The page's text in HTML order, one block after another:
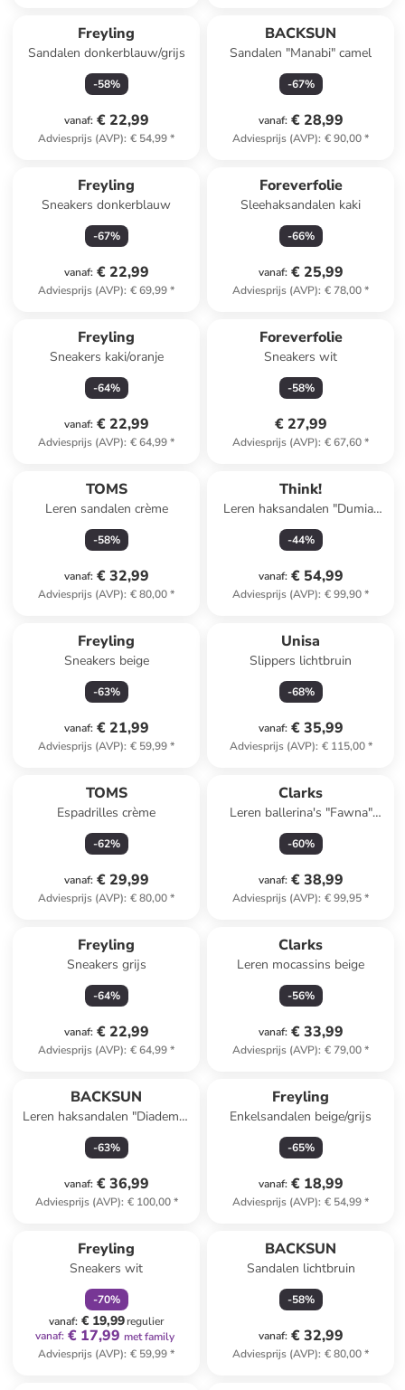
Freyling
Sandalen donkerblauw/grijs
-58%
vanaf: € 22,99
Adviesprijs (AVP): € 54,99*
BACKSUN
Sandalen "Manabi" camel
-67%
vanaf: € 28,99
Adviesprijs (AVP): € 90,00*
Freyling
Sneakers donkerblauw
-67%
vanaf: € 22,99
Adviesprijs (AVP): € 69,99*
Foreverfolie
Sleehaksandalen kaki
-66%
vanaf: € 25,99
Adviesprijs (AVP): € 78,00*
Freyling
Sneakers kaki/oranje
-64%
vanaf: € 22,99
Adviesprijs (AVP): € 64,99*
Foreverfolie
Sneakers wit
-58%
€ 27,99
Adviesprijs (AVP): € 67,60*
TOMS
Leren sandalen crème
-58%
vanaf: € 32,99
Adviesprijs (AVP): € 80,00*
Think!
Leren haksandalen "Dumia"
lichtbruin/groen
-44%
vanaf: € 54,99
Adviesprijs (AVP): € 99,90*
Freyling
Sneakers beige
-63%
vanaf: € 21,99
Adviesprijs (AVP): € 59,99*
Unisa
Slippers lichtbruin
-68%
vanaf: € 35,99
Adviesprijs (AVP): € 115,00*
TOMS
Espadrilles crème
-62%
vanaf: € 29,99
Adviesprijs (AVP): € 80,00*
Clarks
Leren ballerina's "Fawna"
zilverkleurig
-60%
vanaf: € 38,99
Adviesprijs (AVP): € 99,95*
Freyling
Sneakers grijs
-64%
vanaf: € 22,99
Adviesprijs (AVP): € 64,99*
Clarks
Leren mocassins beige
-56%
vanaf: € 33,99
Adviesprijs (AVP): € 79,00*
BACKSUN
Leren haksandalen "Diadema"
zwart
-63%
vanaf: € 36,99
Adviesprijs (AVP): € 100,00*
Freyling
Enkelsandalen beige/grijs
-65%
vanaf: € 18,99
Adviesprijs (AVP): € 54,99*
Freyling
Sneakers wit
-70%
vanaf: € 19,99regulier
vanaf: € 17,99 met family
Adviesprijs (AVP): € 59,99*
BACKSUN
Sandalen lichtbruin
-58%
vanaf: € 32,99
Adviesprijs (AVP): € 80,00*